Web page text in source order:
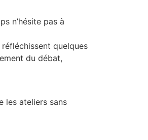
n’hésite pas à
quelques
du débat,
les ateliers sans